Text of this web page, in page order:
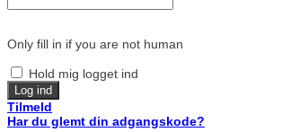
Only fill in if you are not human
Hold mig logget ind
Tilmeld
Har du glemt din adgangskode?